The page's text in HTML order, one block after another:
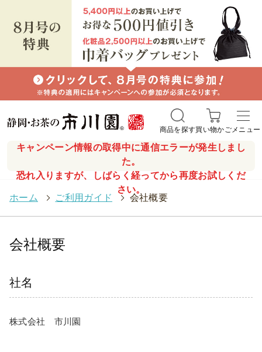
キャンペーン情報の取得中に通信エラーが発生しまし
た。
恐れ入りますが、しばらく経ってから再度お試しくだ
さい。
商品を探す買い物かごメニュー
ホーム > ご利用ガイド > 会社概要
会社概要
社名
株式会社 市川園